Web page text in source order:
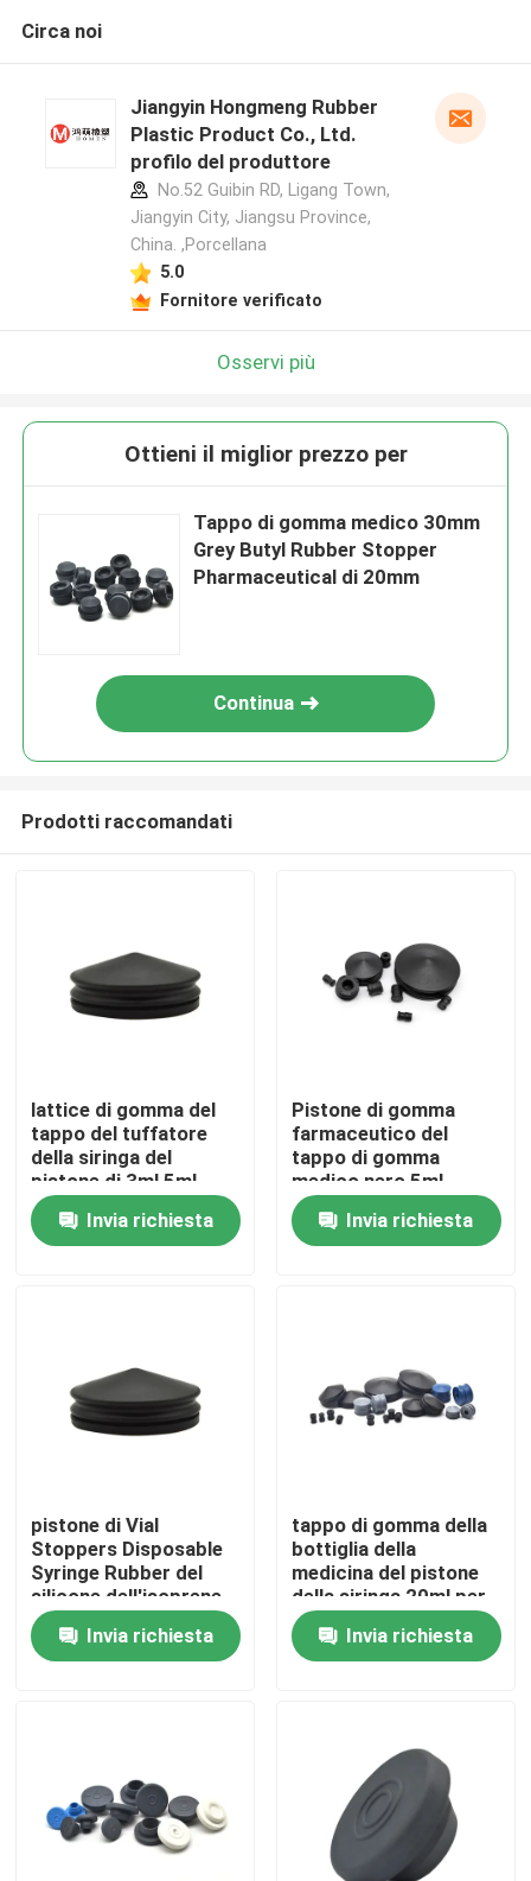
Casa
Fatory Tour
Contattaci
Richiedere un preventivo
Tappo di gomma medico
Tuffatore di gomma della siringa
Circa noi
Jiangyin Hongmeng Rubber
Plastic Product Co., Ltd.
profilo del produttore
No.52 Guibin RD, Ligang Town,
Jiangyin City, Jiangsu Province,
China. ,Porcellana
5.0
Fornitore verificato
Osservi più
Ottieni il miglior prezzo per
Tappo di gomma medico 30mm
Grey Butyl Rubber Stopper
Pharmaceutical di 20mm
Continua
Prodotti raccomandati
lattice di gomma del
tappo del tuffatore
della siringa del
pistone di 3ml 5ml
10ml libero
Invia richiesta
Pistone di gomma
farmaceutico del
tappo di gomma
medico nero 5ml
Invia richiesta
pistone di Vial
Stoppers Disposable
Syringe Rubber del
silicone dell'isoprene
5ml
Invia richiesta
tappo di gomma della
bottiglia della
medicina del pistone
della siringa 20ml per
la siringa
Invia richiesta